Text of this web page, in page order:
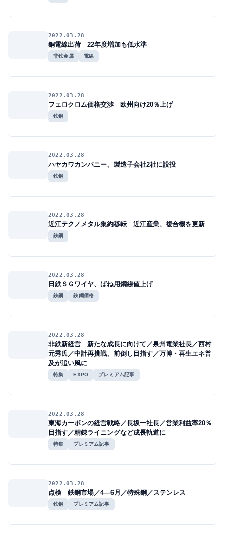
2022.03.28
銅電線出荷 22年度増加も低水準
非鉄金属 電線
2022.03.28
フェロクロム価格交渉 欧州向け20％上げ
鉄鋼
2022.03.28
ハヤカワカンパニー、製造子会社2社に設投
鉄鋼
2022.03.28
近江テクノメタル集約移転 近江産業、複合機を更新
鉄鋼
2022.03.28
日鉄ＳＧワイヤ、ばね用鋼線値上げ
鉄鋼 鉄鋼価格
2022.03.28
非鉄新経営 新たな成長に向けて／泉州電業社長／西村
元秀氏／中計再挑戦、前倒し目指す／万博・再生エネ普
及が追い風に
特集 EXPO プレミアム記事
2022.03.28
東海カーボンの経営戦略／長坂一社長／営業利益率20％
目指す／精錬ライニングなど成長軌道に
特集 プレミアム記事
2022.03.28
点検 鉄鋼市場／4―6月／特殊鋼／ステンレス
鉄鋼 プレミアム記事